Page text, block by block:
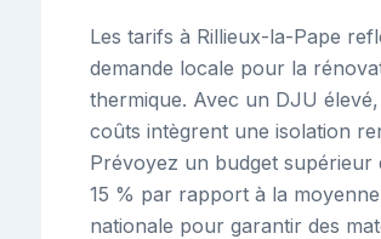
Les tarifs à Rillieux-la-Pape
demande locale pour la
thermique. Avec un DJU élevé,
coûts intègrent une isolation
Prévoyez un budget supérieur
15 % par rapport à la moyenne
nationale pour garantir des